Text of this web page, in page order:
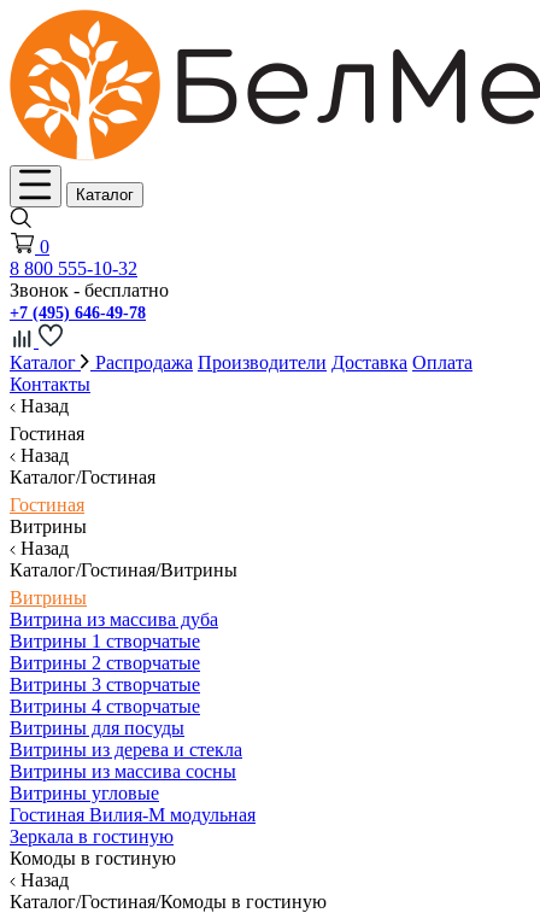
Каталог
0
8 800 555-10-32
Звонок - бесплатно
+7 (495) 646-49-78
Каталог Распродажа Производители Доставка Оплата
Контакты
Назад
Гостиная
Назад
Каталог/Гостиная
Гостиная
Витрины
Назад
Каталог/Гостиная/Витрины
Витрины
Витрина из массива дуба
Витрины 1 створчатые
Витрины 2 створчатые
Витрины 3 створчатые
Витрины 4 створчатые
Витрины для посуды
Витрины из дерева и стекла
Витрины из массива сосны
Витрины угловые
Гостиная Вилия-М модульная
Зеркала в гостиную
Комоды в гостиную
Назад
Каталог/Гостиная/Комоды в гостиную